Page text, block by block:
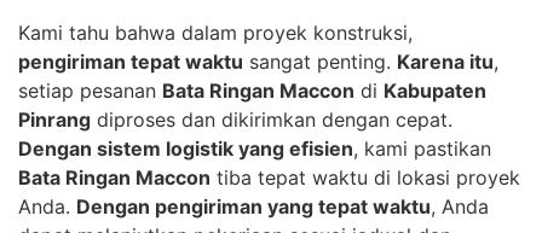
Kami tahu bahwa dalam proyek konstruksi,
pengiriman tepat waktu sangat penting. Karena itu,
setiap pesanan Bata Ringan Maccon di Kabupaten
Pinrang diproses dan dikirimkan dengan cepat.
Dengan sistem logistik yang efisien, kami pastikan
Bata Ringan Maccon tiba tepat waktu di lokasi proyek
Anda. Dengan pengiriman yang tepat waktu, Anda